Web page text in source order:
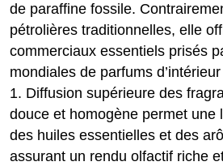
de paraffine fossile.
pétrolières traditionnelles, elle
commerciaux essentiels prisés
mondiales de parfums
1. Diffusion supérieure des
douce et homogène permet une
des huiles essentielles et des
assurant un rendu olfactif riche